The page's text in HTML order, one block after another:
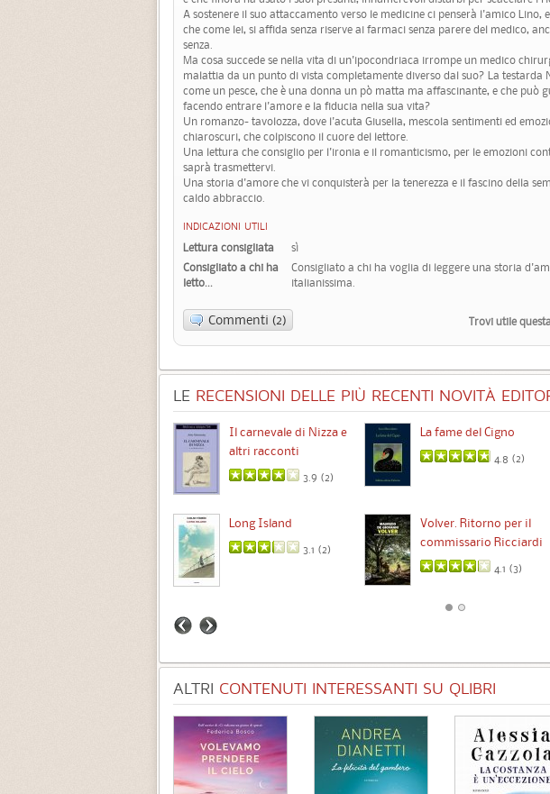
A sostenere il suo attaccamento verso le medicine ci penserà l'amico
che come lei, si affida senza riserve ai farmaci senza parere del medico,
senza.
Ma cosa succede se nella vita di un'ipocondriaca irrompe un medico
malattia da un punto di vista completamente diverso dal suo? La testarda
come un pesce, che è una donna un pò matta ma affascinante, e che può
facendo entrare l'amore e la fiducia nella sua vita?
Un romanzo- tavolozza, dove l'acuta Giusella, mescola sentimenti ed
chiaroscuri, che colpiscono il cuore del lettore.
Una lettura che consiglio per l'ironia e il romanticismo, per le emozioni
saprà trasmettervi.
Una storia d'amore che vi conquisterà per la tenerezza e il fascino della
caldo abbraccio.
INDICAZIONI UTILI
Lettura consigliata
sì
Consigliato a chi ha
letto...
Consigliato a chi ha voglia di leggere una storia
italianissima.
Commenti (2) Trovi utile
LE RECENSIONI DELLE PIÙ RECENTI NOVITÀ
Il carnevale di Nizza e
altri racconti
3.9 (2)
La fame del Cigno
4.8 (2)
Long Island
3.1 (2)
Volver. Ritorno per il
commissario Ricciardi
4.1 (3)
ALTRI CONTENUTI INTERESSANTI SU QLIBRI